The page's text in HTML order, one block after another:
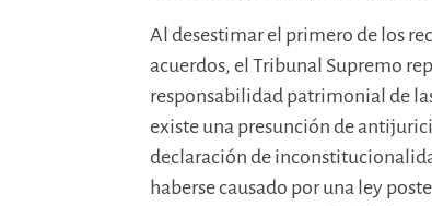
Al desestimar el primero de los
acuerdos, el Tribunal Supremo
responsabilidad patrimonial de
existe una presunción de
declaración de
haberse causado por una ley